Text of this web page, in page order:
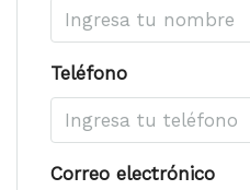
Teléfono
Correo electrónico